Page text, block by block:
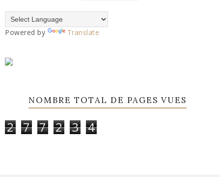
Powered by Translate
NOMBRE TOTAL DE PAGES VUES
2 7 7 2 3 4